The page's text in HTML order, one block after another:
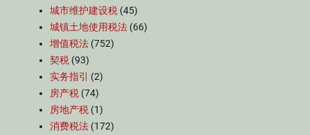
城市维护建设税 (45)
城镇土地使用税法 (66)
增值税法 (752)
契税 (93)
实务指引
(2)
房产税 (74)
房地产税 (1)
消费税法 (172)